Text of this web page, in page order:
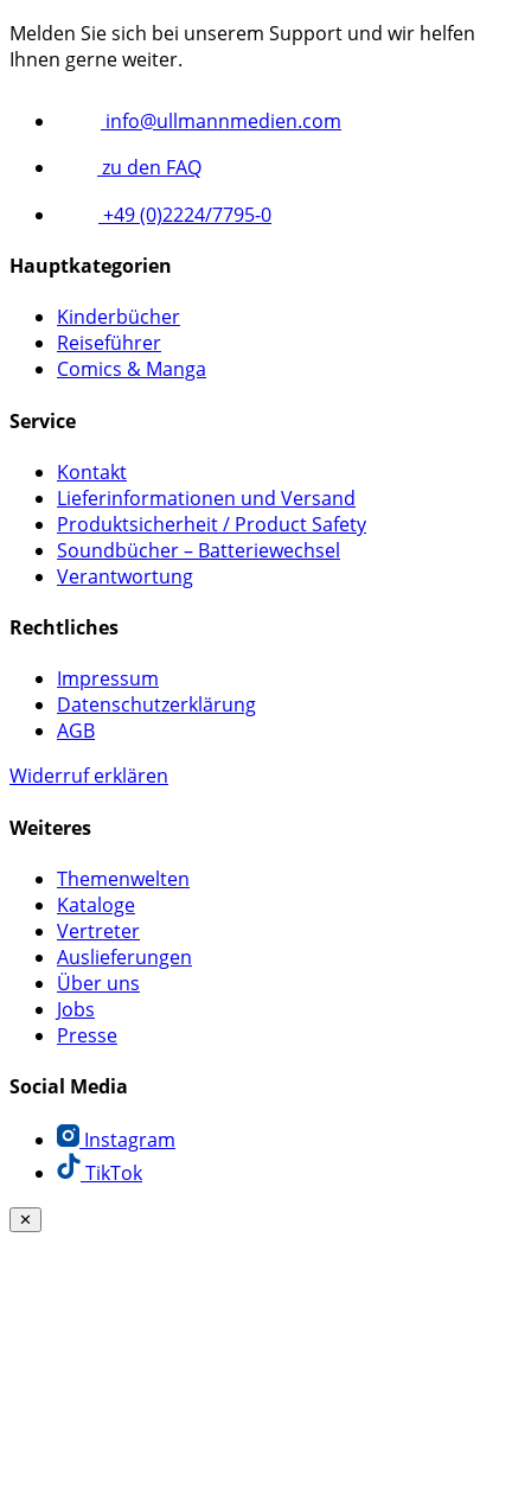
Melden Sie sich bei unserem Support und wir helfen
Ihnen gerne weiter.
info@ullmannmedien.com
zu den FAQ
+49 (0)2224/7795-0
Hauptkategorien
Kinderbücher
Reiseführer
Comics & Manga
Service
Kontakt
Lieferinformationen und Versand
Produktsicherheit / Product Safety
Soundbücher – Batteriewechsel
Verantwortung
Rechtliches
Impressum
Datenschutzerklärung
AGB
Widerruf erklären
Weiteres
Themenwelten
Kataloge
Vertreter
Auslieferungen
Über uns
Jobs
Presse
Social Media
Instagram
TikTok
✕